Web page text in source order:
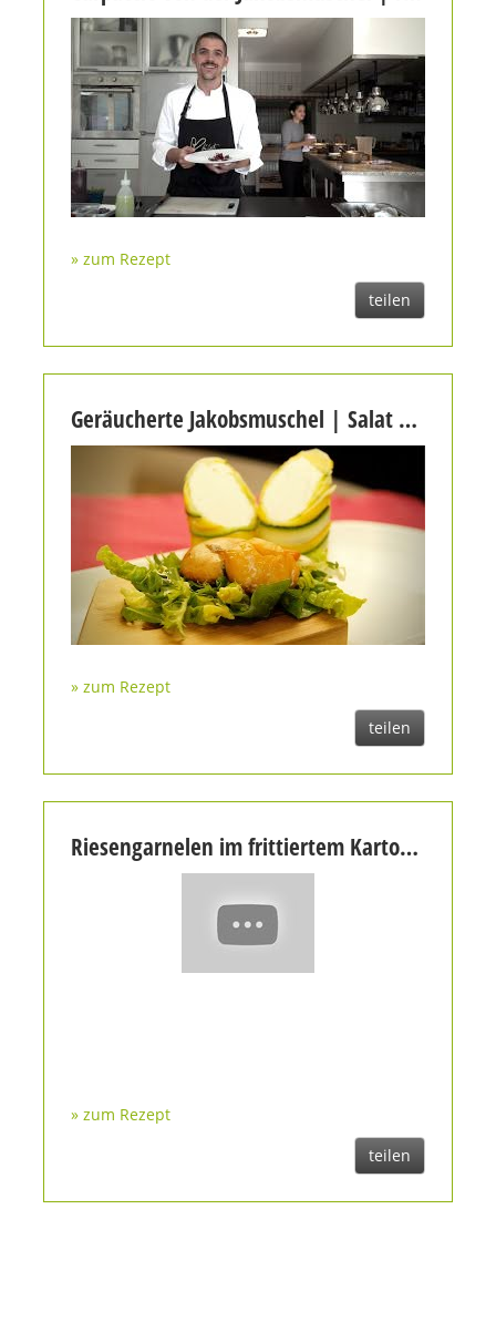
» zum Rezept
teilen
Geräucherte Jakobsmuschel | Salat mit Ziegenfrischkäsepraline | Zucchini an Kardamon-Honig
» zum Rezept
teilen
Riesengarnelen im frittiertem Kartoffelmantel auf Tomatenkompott und Sternanis an Sesamglacé
» zum Rezept
teilen